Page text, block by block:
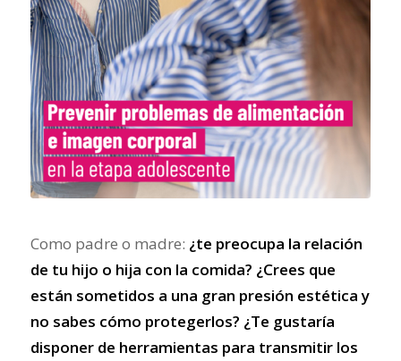
Como padre o madre: ¿te preocupa la relación
de tu hijo o hija con la comida? ¿Crees que
están sometidos a una gran presión estética y
no sabes cómo protegerlos? ¿Te gustaría
disponer de herramientas para transmitir los